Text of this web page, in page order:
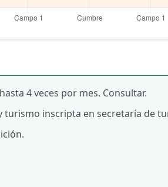
4 veces por mes. Consultar.
inscripta en secretaría de